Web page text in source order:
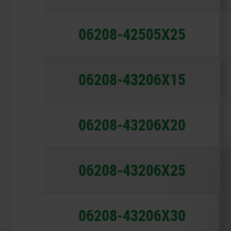
06208-42505X25
06208-43206X15
06208-43206X20
06208-43206X25
06208-43206X30